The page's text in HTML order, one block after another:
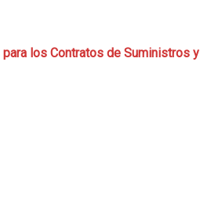
los Contratos de Suministros y